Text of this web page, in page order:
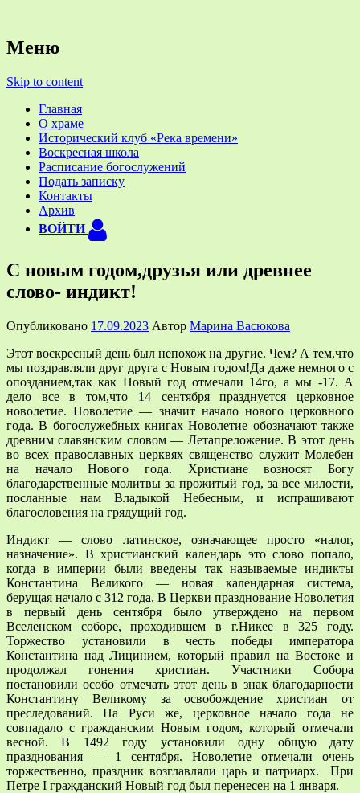
Храм святых Космы и
Жуково около Смоленска
Меню
Skip to content
Главная
О храме
Исторический клуб «Река времени»
Воскресная школа
Расписание богослужений
Подать записку
Контакты
Архив
ВОЙТИ
С новым годом,друзья или древнее
слово- индикт!
Опубликовано 17.09.2023 Автор Марина Васюкова
Этот воскресный день был непохож на другие. Чем? А тем,что
мы поздравляли друг друга с Новым годом!Да даже немного с
опозданием,так как Новый год отмечали 14го, а мы -17. А
дело все в том,что 14 сентября празднуется церковное
новолетие. Новолетие — значит начало нового церковного
года. В богослужебных книгах Новолетие обозначают также
древним славянским словом — Летапреложение. В этот день
во всех православных церквях священство служит Молебен
на начало Нового года. Христиане возносят Богу
благодарственные молитвы за прожитый год, за все милости,
посланные нам Владыкой Небесным, и испрашивают
благословения на грядущий год.
Индикт — слово латинское, означающее просто «налог,
назначение». В христианский календарь это слово попало,
когда в империи были введены так называемые индикты
Константина Великого — новая календарная система,
берущая начало с 312 года. В Церкви празднование Новолетия
в первый день сентября было утверждено на первом
Вселенском соборе, проходившем в г.Никее в 325 году.
Торжество установили в честь победы императора
Константина над Лицинием, который правил на Востоке и
продолжал гонения христиан. Участники Собора
постановили особо отмечать этот день в знак благодарности
Константину Великому за освобождение христиан от
преследований. На Руси же, церковное начало года не
совпадало с гражданским Новым годом, который отмечали
весной. В 1492 году установили одну общую дату
празднования — 1 сентября. Новолетие отмечали очень
торжественно, праздник возглавляли царь и патриарх. При
Петре I гражданский Новый год был перенесен на 1 января.